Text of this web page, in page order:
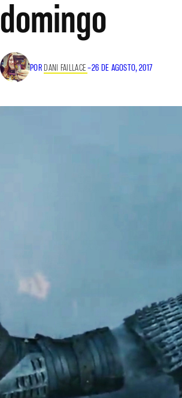
domingo
POR DANI FAILLACE–26 DE AGOSTO, 2017